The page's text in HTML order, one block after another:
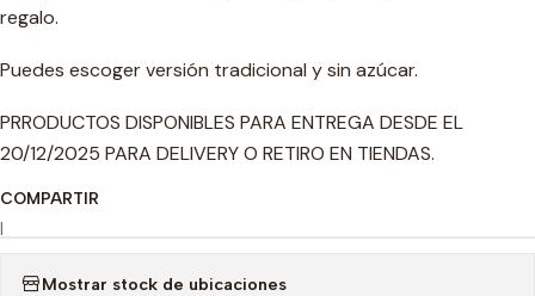
regalo.
Puedes escoger versión tradicional y sin azúcar.
PRRODUCTOS DISPONIBLES PARA ENTREGA DESDE EL
20/12/2025 PARA DELIVERY O RETIRO EN TIENDAS.
COMPARTIR
|
Mostrar stock de ubicaciones